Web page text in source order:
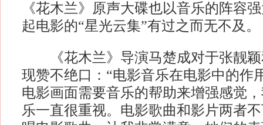
《花木兰》原声大碟也以音乐的阵容
起电影的“星光云集”有过之而无不及。
《花木兰》导演马楚成对于张靓颖
现赞不绝口：“电影音乐在电影中的作
电影画面需要音乐的帮助来增强感觉
乐一直很重视。电影歌曲和影片两者